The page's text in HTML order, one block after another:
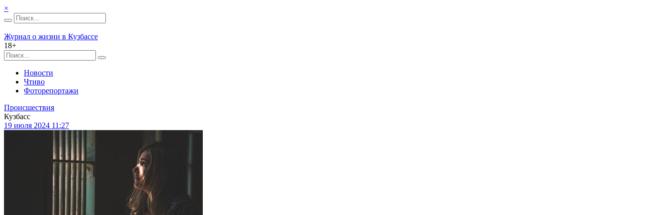
×
Журнал о жизни в Кузбассе
18+
Новости
Чтиво
Фоторепортажи
Происшествия
Кузбасс
19 июля 2024 11:27